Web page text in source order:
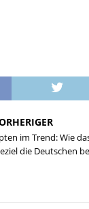
im Trend: Wie
die Deutschen